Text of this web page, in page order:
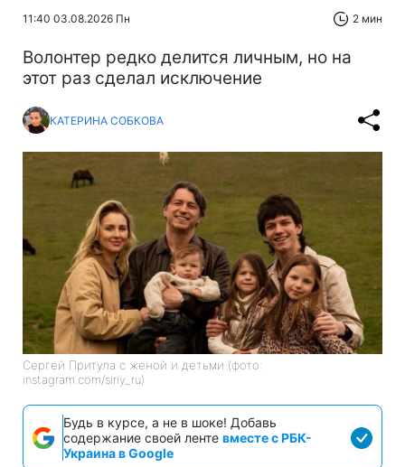
11:40 03.08.2026 Пн 2 мин
Волонтер редко делится личным, но на
этот раз сделал исключение
КАТЕРИНА СОБКОВА
Сергей Притула с женой и детьми (фото:
instagram.com/siriy_ru)
Будь в курсе, а не в шоке! Добавь
содержание своей ленте вместе с РБК-
Украина в Google